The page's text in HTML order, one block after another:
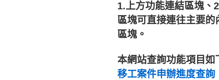
1.上方功能連結區塊、
區塊可直接連往主要
區塊。
本網站查詢功能項目如
移工案件申辦進度查詢